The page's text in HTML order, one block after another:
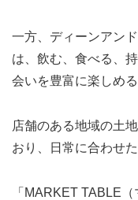
一方、ディーンアン
は、飲む、食べる、
会いを豊富に楽しめる
店舗のある地域の土
おり、日常に合わせ
「MARKET TABLE